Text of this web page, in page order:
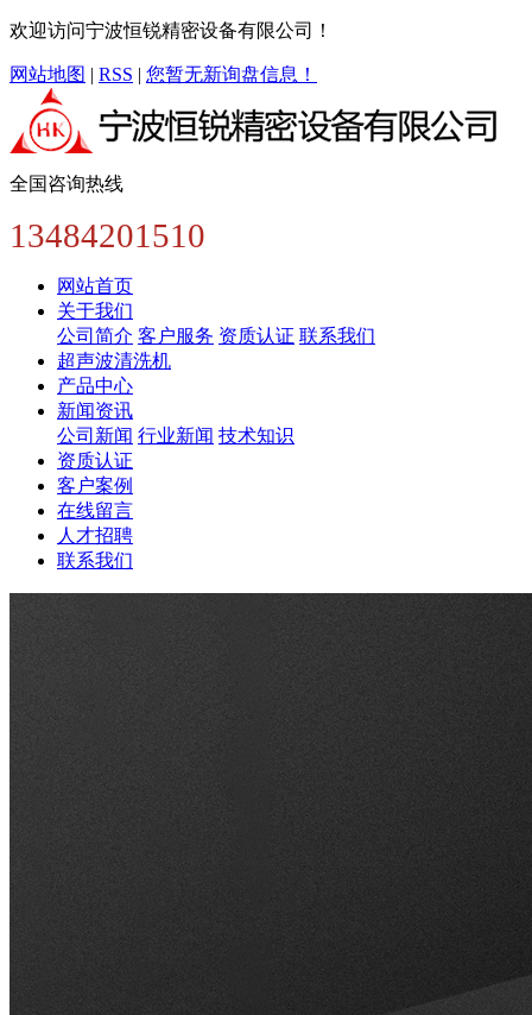
欢迎访问宁波恒锐精密设备有限公司！
网站地图 | RSS | 您暂无新询盘信息！
全国咨询热线
13484201510
网站首页
关于我们
公司简介 客户服务 资质认证 联系我们
超声波清洗机
产品中心
新闻资讯
公司新闻 行业新闻 技术知识
资质认证
客户案例
在线留言
人才招聘
联系我们